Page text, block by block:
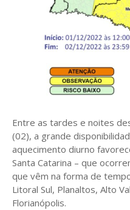
Entre as tardes e noites
(02), a grande
aquecimento diurno
Santa Catarina – que
que vêm na forma de
Litoral Sul, Planaltos, Alto
Florianópolis.